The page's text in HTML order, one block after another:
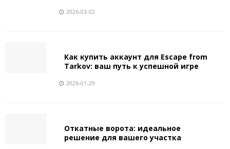
2026-03-02
Как купить аккаунт для Escape from
Tarkov: ваш путь к успешной игре
2026-01-29
Откатные ворота: идеальное
решение для вашего участка